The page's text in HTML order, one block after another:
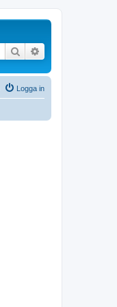
Sök
Logga in